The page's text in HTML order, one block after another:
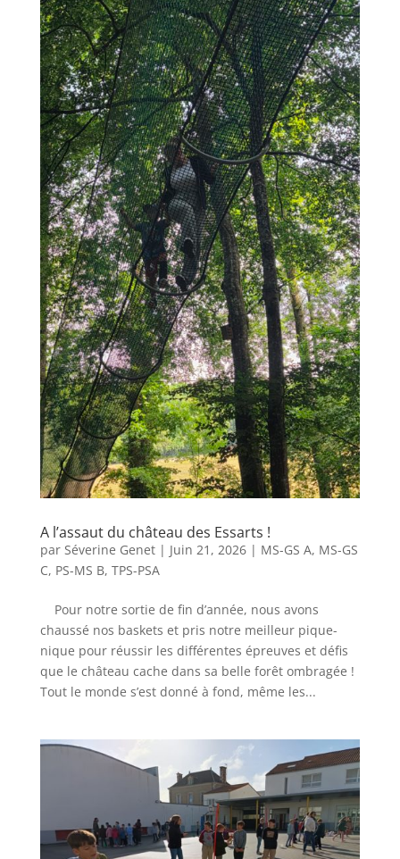
A l’assaut du château des Essarts !
par Séverine Genet| Juin 21, 2026| MS-GS A, MS-GS
C, PS-MS B, TPS-PSA
Pour notre sortie de fin d’année, nous avons
chaussé nos baskets et pris notre meilleur pique-
nique pour réussir les différentes épreuves et défis
que le château cache dans sa belle forêt ombragée !
Tout le monde s’est donné à fond, même les...